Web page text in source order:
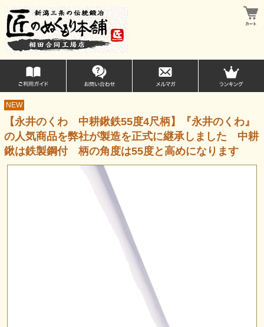
NEW
【永井のくわ 中耕鍬鉄55度4尺柄】『永井のくわ』
の人気商品を弊社が製造を正式に継承しました 中耕
鍬は鉄製鋼付 柄の角度は55度と高めになります